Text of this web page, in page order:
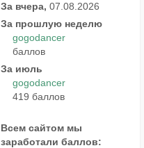
За вчера, 07.08.2026
За прошлую неделю
gogodancer
баллов
За июль
gogodancer
419 баллов
Всем сайтом мы
заработали баллов: